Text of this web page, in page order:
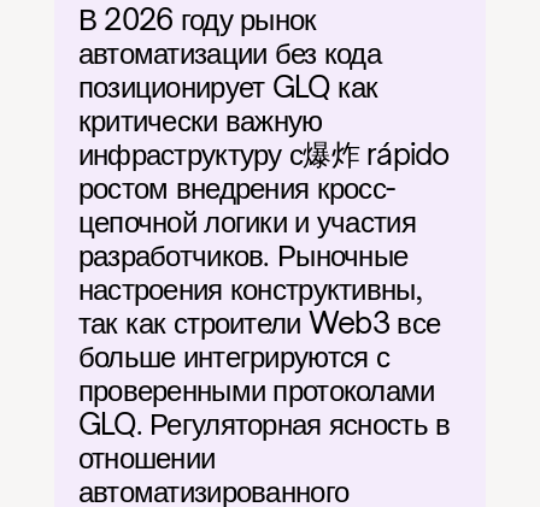
В 2026 году рынок
автоматизации без кода
позиционирует GLQ как
критически важную
инфраструктуру с爆炸 rápido
ростом внедрения кросс-
цепочной логики и участия
разработчиков. Рыночные
настроения конструктивны,
так как строители Web3 все
больше интегрируются с
проверенными протоколами
GLQ. Регуляторная ясность в
отношении
автоматизированного